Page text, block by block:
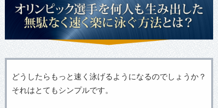
どうしたらもっと速く泳げるようになるのでしょうか？
それはとてもシンプルです。